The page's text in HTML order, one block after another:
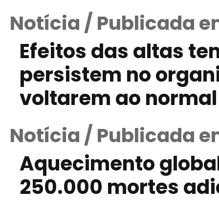
Notícia / Publicada
Efeitos das altas
persistem no
voltarem ao normal
Notícia / Publicada
Aquecimento
250.000 mortes